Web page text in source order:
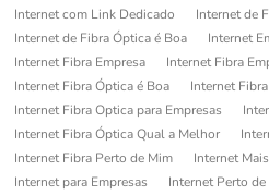
Internet com Link Dedicado
Internet de
Internet de Fibra Óptica é Boa
Internet
Internet Fibra Empresa
Internet Fibra
Internet Fibra Óptica é Boa
Internet
Internet Fibra Optica para Empresas
Internet Fibra Óptica Qual a Melhor
Internet Fibra Perto de Mim
Internet
Internet para Empresas
Internet Perto